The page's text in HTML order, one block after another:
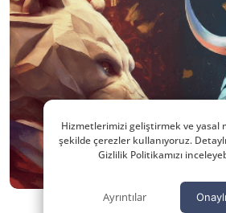
Hizmetlerimizi geliştirmek ve yasal
şekilde çerezler kullanıyoruz.
Gizlilik Politikamızı
Ayrıntılar